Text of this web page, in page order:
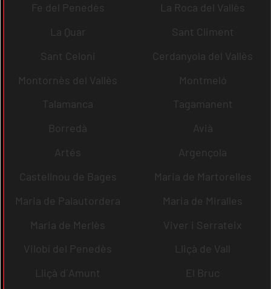
Fe del Penedès
La Roca del Vallès
La Quar
Sant Climent
Sant Celoni
Cerdanyola del Vallès
Montornès del Vallès
Montmeló
Talamanca
Tagamanent
Borredà
Avià
Artés
Argençola
Castellnou de Bages
Maria de Martorelles
Maria de Palautordera
Maria de Miralles
Maria de Merlès
Viver i Serrateix
Vilobí del Penedès
Lliçà de Vall
Lliçà d´Amunt
El Bruc